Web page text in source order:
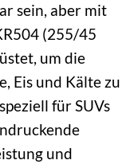
sein, aber mit
(255/45
um die
Eis und Kälte zu
für SUVs
und